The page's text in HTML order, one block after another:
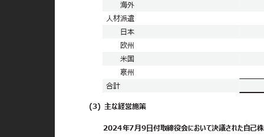
海外
人材派遣
日本
欧州
米国
豪州
合計
(3) 主な経営施策
2024年7月9日付取締役会において決議された自己